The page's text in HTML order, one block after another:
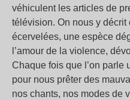
véhiculent les articles de
télévision. On nous y décrit
écervelées, une espèce
l’amour de la violence,
Chaque fois que l’on parle
pour nous prêter des
nos chants, nos modes de